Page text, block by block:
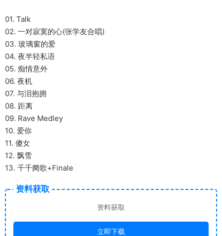
01. Talk
02. 一对寂寞的心(张学友合唱)
03. 玻璃窗的爱
04. 夜半轻私语
05. 痴情意外
06. 夜机
07. 与泪抱拥
08. 距离
09. Rave Medley
10. 爱你
11. 傻女
12. 飘雪
13. 千千阕歌+Finale
资料获取
资料获取
立即下载